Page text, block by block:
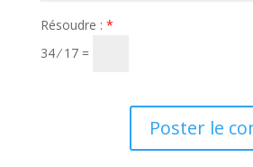
Résoudre : *
34 ⁄ 17 =